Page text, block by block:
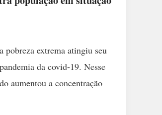
pobreza extrema atingiu seu
da covid-19. Nesse
aumentou a concentração